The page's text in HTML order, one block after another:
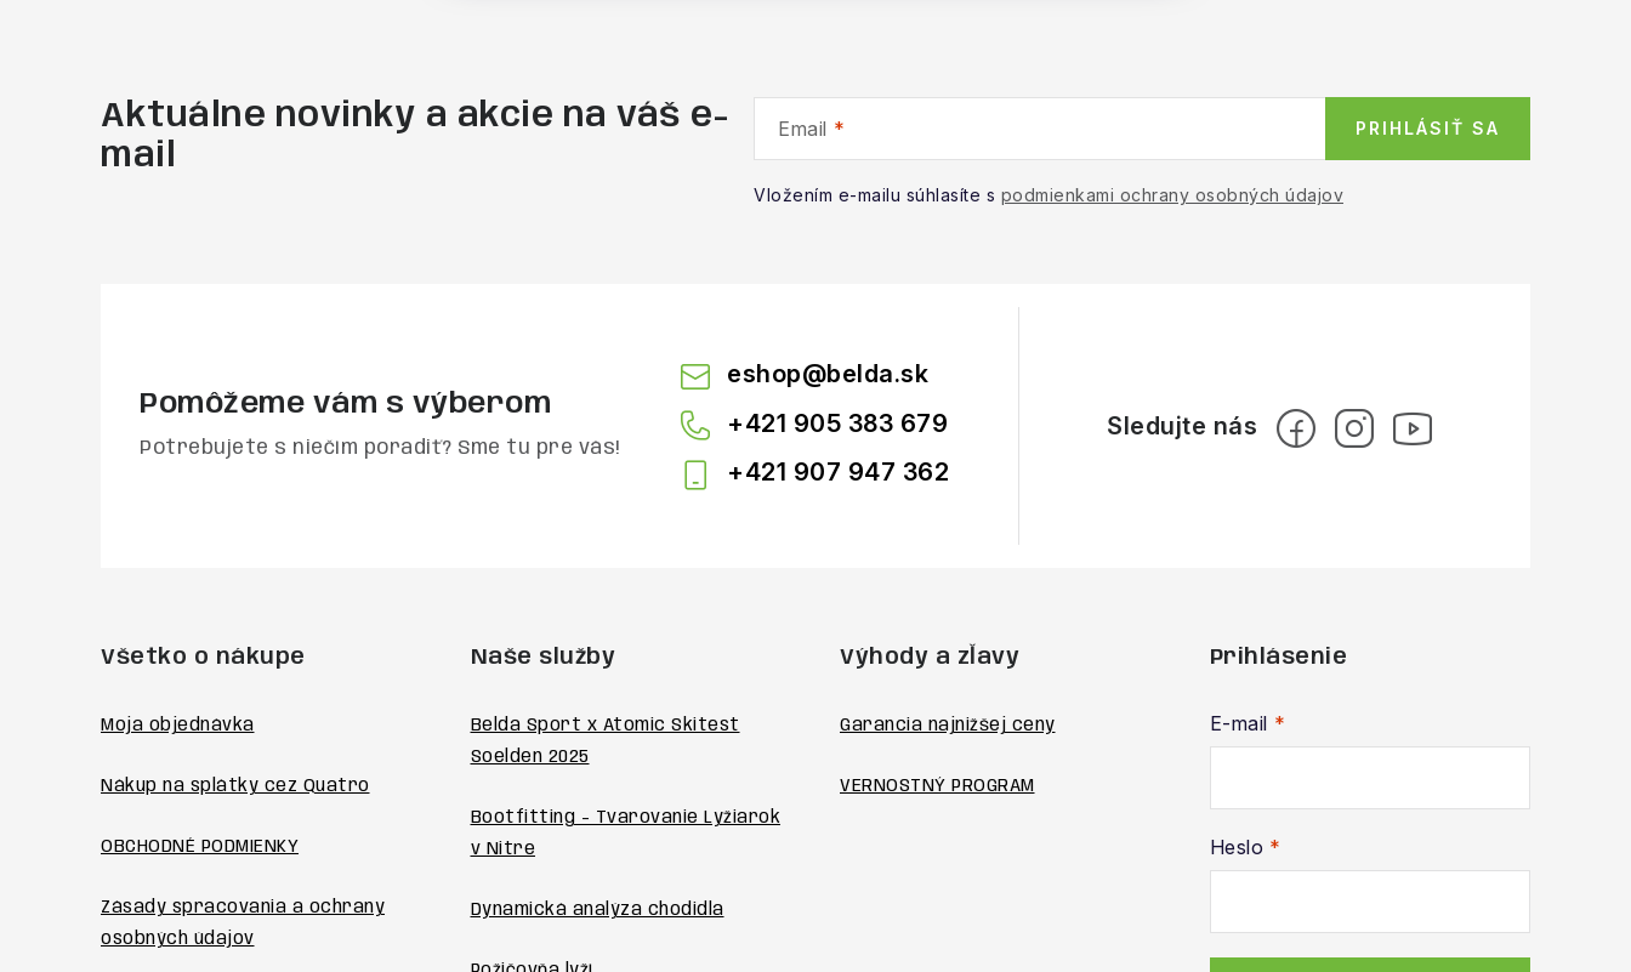
Aktuálne novinky a akcie na váš e-
mail
Email
Vložením e-mailu súhlasíte s podmienkami ochrany osobných údajov
PRIHLÁSIŤ SA
Pomôžeme vám s výberom
Potrebujete s niečím poradiť? Sme tu pre vás!
eshop@belda.sk
+421 905 383 679
+421 907 947 362
Všetko o nákupe
Moja objednávka
Nákup na splátky cez Quatro
OBCHODNÉ PODMIENKY
Zásady spracovania a ochrany
osobných údajov
Naše služby
Belda Sport x Atomic Skitest
Soelden 2025
Bootfitting - Tvarovanie Lyžiarok
v Nitre
Dynamická analýza chodidla
Výhody a zľavy
Garancia najnižšej ceny
VERNOSTNÝ PROGRAM
Prihlásenie
E-mail
Heslo